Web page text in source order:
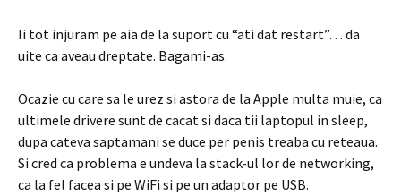
Ii tot injuram pe aia de la suport cu “ati dat restart”… da
uite ca aveau dreptate. Bagami-as.
Ocazie cu care sa le urez si astora de la Apple multa muie, ca
ultimele drivere sunt de cacat si daca tii laptopul in sleep,
dupa cateva saptamani se duce per penis treaba cu reteaua.
Si cred ca problema e undeva la stack-ul lor de networking,
ca la fel facea si pe WiFi si pe un adaptor pe USB.